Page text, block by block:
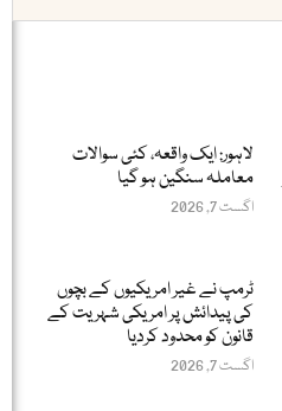
لاہور: ایک واقعہ، کئی سوالات
معاملہ سنگین ہو گیا
اگست 7, 2026
ٹرمپ نے غیر امریکیوں کے بچوں
کی پیدائش پر امریکی شہریت کے
قانون کو محدود کردیا
اگست 7, 2026